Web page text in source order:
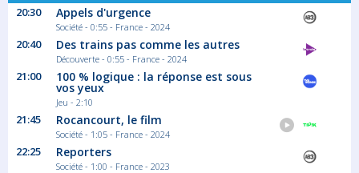
20:30 Appels d'urgence
Société - 0:55 - France - 2024
20:40 Des trains pas comme les autres
Découverte - 0:55 - France - 2024
21:00 100 % logique : la réponse est sous
vos yeux
Jeu - 2:10
21:45 Rocancourt, le film
Société - 1:05 - France - 2024
22:25 Reporters
Société - 1:00 - France - 2023